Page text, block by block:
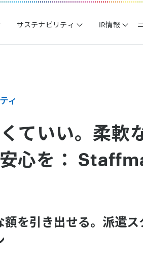
サステナビリティ IR情報
ィ
ていい。柔軟
心を：
を引き出せる。派遣